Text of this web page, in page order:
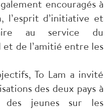
encouragés à
l’esprit d’initiative et
au service du
de l’amitié entre les
To Lam a invité
des deux pays à
des jeunes sur les